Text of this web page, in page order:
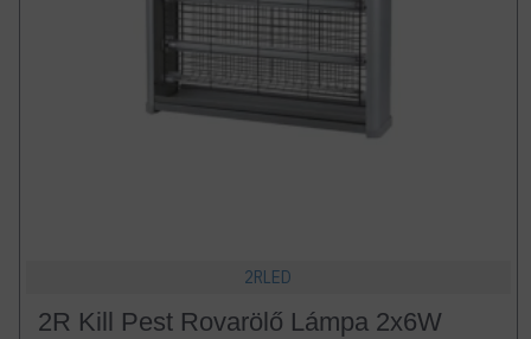
2RLED
2R Kill Pest Rovarölő Lámpa 2x6W